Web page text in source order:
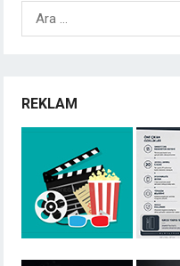
Arama:
REKLAM